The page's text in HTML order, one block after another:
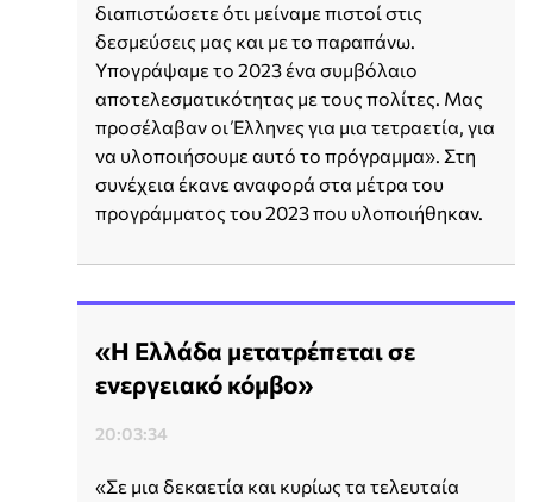
διαπιστώσετε ότι μείναμε πιστοί στις
δεσμεύσεις μας και με το παραπάνω.
Υπογράψαμε το 2023 ένα συμβόλαιο
αποτελεσματικότητας με τους πολίτες. Μας
προσέλαβαν οι Έλληνες για μια τετραετία, για
να υλοποιήσουμε αυτό το πρόγραμμα». Στη
συνέχεια έκανε αναφορά στα μέτρα του
προγράμματος του 2023 που υλοποιήθηκαν.
«Η Ελλάδα μετατρέπεται σε
ενεργειακό κόμβο»
20:03:34
«Σε μια δεκαετία και κυρίως τα τελευταία